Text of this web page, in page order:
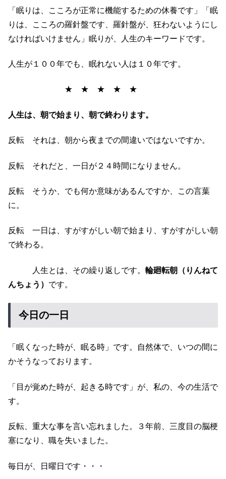
「眠りは、こころが正常に機能するための休養です」「眠
りは、こころの羅針盤です、羅針盤が、狂わないようにし
なければいけません」眠りが、人生のキーワードです。
人生が１００年でも、眠れない人は１０年です。
★ ★ ★ ★ ★
人生は、朝で始まり、朝で終わります。
反転 それは、朝から夜までの間違いではないですか。
反転 それだと、一日が２４時間になりません。
反転 そうか、でも何か意味があるんですか、この言葉
に。
反転 一日は、すがすがしい朝で始まり、すがすがしい朝
で終わる。
人生とは、その繰り返しです。 輪廻転朝（りんねて
んちょう） です。
今日の一日
「眠くなった時が、眠る時」です。自然体で、いつの間に
かそうなっております。
「目が覚めた時が、起きる時です」が、私の、今の生活で
す。
反転、重大な事を言い忘れました。３年前、三度目の脳梗
塞になり、職を失いました。
毎日が、日曜日です・・・